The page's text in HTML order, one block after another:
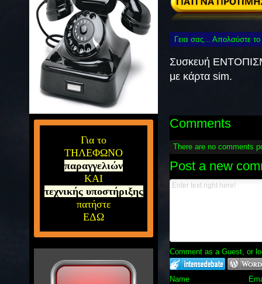
Για το
ΤΗΛΕΦΩΝΟ
παραγγελιών
ΚΑΙ
τεχνικής υποστήριξης
πατήστε
ΕΔΩ
Γεια σας... Απολαύστε
Συσκευή
με κάρτα sim.
Comments
There are no comments
Post a new
Comment as a Guest, or
Name